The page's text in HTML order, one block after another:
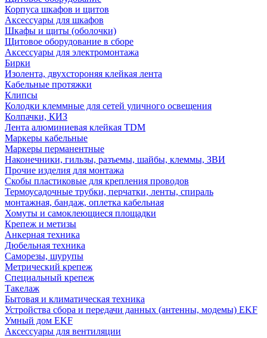
Корпуса шкафов и щитов
Аксессуары для шкафов
Шкафы и щиты (оболочки)
Щитовое оборудование в сборе
Аксессуары для электромонтажа
Бирки
Изолента, двухстороняя клейкая лента
Кабельные протяжки
Клипсы
Колодки клеммные для сетей уличного освещения
Колпачки, КИЗ
Лента алюминиевая клейкая TDM
Маркеры кабельные
Маркеры перманентные
Наконечники, гильзы, разъемы, шайбы, клеммы, ЗВИ
Прочие изделия для монтажа
Скобы пластиковые для крепления проводов
Термоусадочные трубки, перчатки, ленты, спираль
монтажная, бандаж, оплетка кабельная
Хомуты и самоклеющиеся площадки
Крепеж и метизы
Анкерная техника
Дюбельная техника
Саморезы, шурупы
Метрический крепеж
Специальный крепеж
Такелаж
Бытовая и климатическая техника
Устройства сбора и передачи данных (антенны, модемы) EKF
Умный дом EKF
Аксессуары для вентиляции